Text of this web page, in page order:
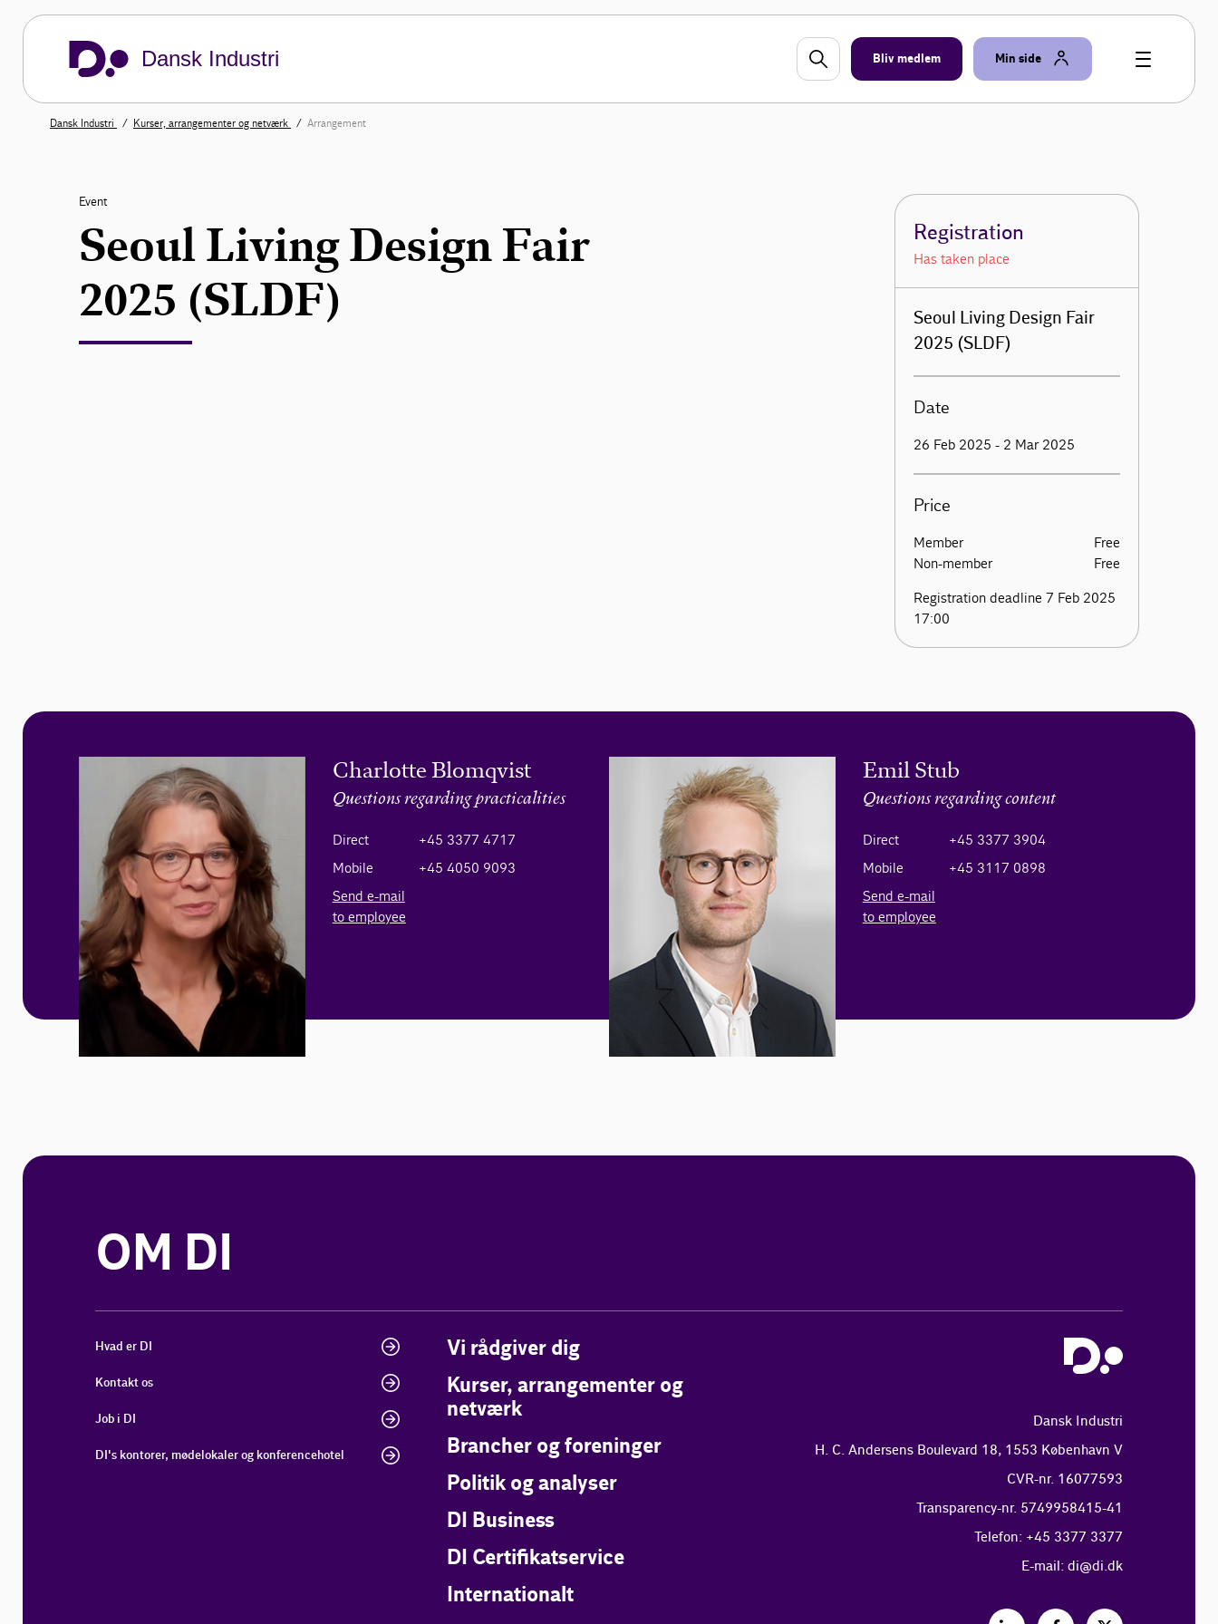
Dansk Industri Bliv medlem Min side
Dansk Industri Kurser, arrangementer og netværk Arrangement
Event
Seoul Living Design Fair
2025 (SLDF)
Registration
Has taken place
Seoul Living Design Fair
2025 (SLDF)
Date
26 Feb 2025 - 2 Mar 2025
Price
Member
Free
Non-member
Free
Registration deadline 7 Feb 2025
17:00
Charlotte Blomqvist
Questions regarding practicalities
Direct
+45 3377 4717
Mobile
+45 4050 9093
Send e-mail
to employee
Emil Stub
Questions regarding content
Direct
+45 3377 3904
Mobile
+45 3117 0898
Send e-mail
to employee
OM DI
Hvad er DI
Kontakt os
Job i DI
DI's kontorer, mødelokaler og konferencehotel
Vi rådgiver dig
Kurser, arrangementer og
netværk
Brancher og foreninger
Politik og analyser
DI Business
DI Certifikatservice
Internationalt
Dansk Industri
H. C. Andersens Boulevard 18, 1553 København V
CVR-nr. 16077593
Transparency-nr. 5749958415-41
Telefon: +45 3377 3377
E-mail: di@di.dk